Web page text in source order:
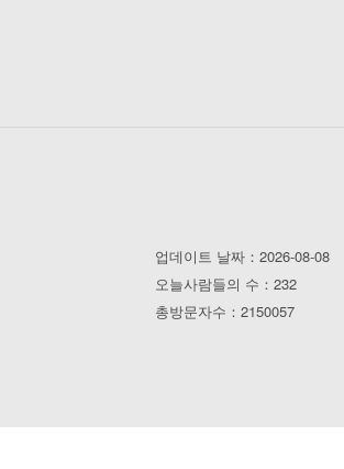
업데이트 날짜：2026-08-08
오늘사람들의 수：232
총방문자수：2150057